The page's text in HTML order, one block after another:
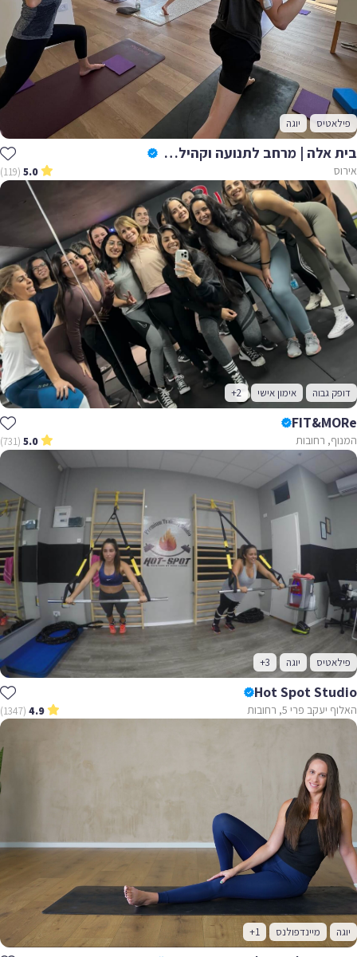
פילאטיס יוגה
בית אלה | מרחב לתנועה וקהילה באירוס
אירוס 5.0
(119)
דופק גבוה אימון אישי +2
FIT&MORe
המנוף, רחובות 5.0
(731)
פילאטיס יוגה +3
Hot Spot Studio
האלוף יעקב פרי 5, רחובות 4.9
(1347)
יוגה מיינדפולנס +1